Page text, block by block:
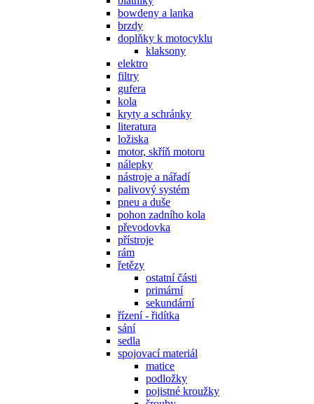
bowdeny a lanka
brzdy
doplňky k motocyklu
klaksony
elektro
filtry
gufera
kola
kryty a schránky
literatura
ložiska
motor, skříň motoru
nálepky
nástroje a nářadí
palivový systém
pneu a duše
pohon zadního kola
převodovka
přístroje
rám
řetězy
ostatní části
primární
sekundární
řízení - řidítka
sání
sedla
spojovací materiál
matice
podložky
pojistné kroužky